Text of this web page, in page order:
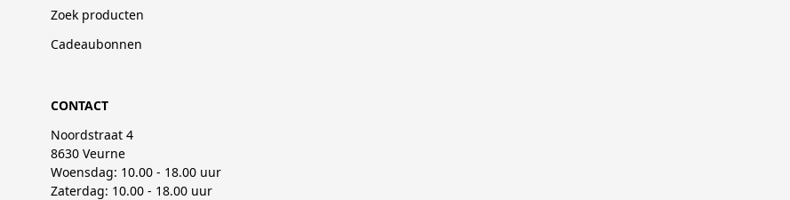
Zoek producten
Cadeaubonnen
CONTACT
Noordstraat 4
8630 Veurne
Woensdag: 10.00 - 18.00 uur
Zaterdag: 10.00 - 18.00 uur